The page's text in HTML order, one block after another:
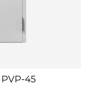
PVP-45